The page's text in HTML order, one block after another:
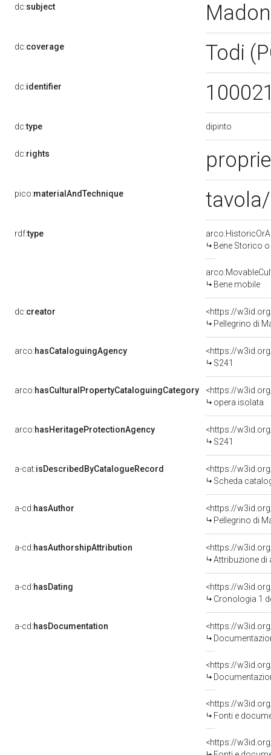
dc:subject
dc:coverage Todi
dc:identifier
dc:type dipinto
dc:rights
pico:materialAndTechnique
rdf:type
Bene Storico
Bene mobile
dc:creator
<https://
Pellegrino di
arco:hasCataloguingAgency
<https://
S241
arco:hasCulturalPropertyCataloguingCategory
<https://
opera isolata
arco:hasHeritageProtectionAgency
<https://
S241
a-cat:isDescribedByCatalogueRecord
<https://
Scheda
a-cd:hasAuthor
<https://
Pellegrino di
a-cd:hasAuthorshipAttribution
<https://
Attribuzione di
a-cd:hasDating
<https://
Cronologia 1
a-cd:hasDocumentation
<https://
Fonti e
<https://